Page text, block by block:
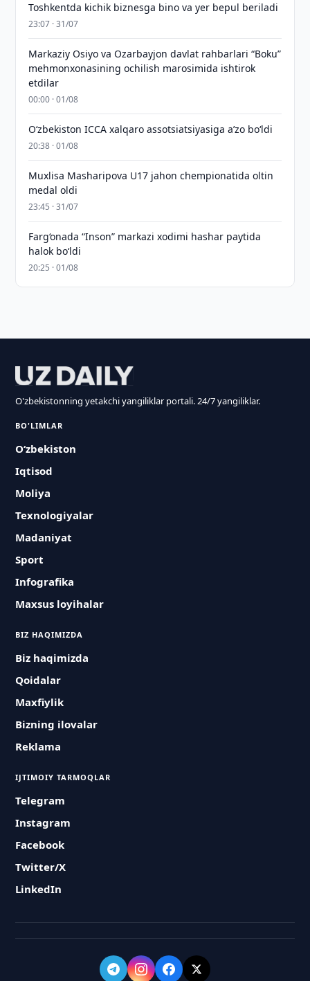
Toshkentda kichik biznesga bino va yer bepul beriladi
23:07 · 31/07
Markaziy Osiyo va Ozarbayjon davlat rahbarlari “Boku”
mehmonxonasining ochilish marosimida ishtirok
etdilar
00:00 · 01/08
O‘zbekiston ICCA xalqaro assotsiatsiyasiga aʼzo bo‘ldi
20:38 · 01/08
Muxlisa Masharipova U17 jahon chempionatida oltin
medal oldi
23:45 · 31/07
Farg‘onada “Inson” markazi xodimi hashar paytida
halok bo‘ldi
20:25 · 01/08
O'zbekistonning yetakchi yangiliklar portali. 24/7 yangiliklar.
BO'LIMLAR
O‘zbekiston
Iqtisod
Moliya
Texnologiyalar
Madaniyat
Sport
Infografika
Maxsus loyihalar
BIZ HAQIMIZDA
Biz haqimizda
Qoidalar
Maxfiylik
Bizning ilovalar
Reklama
IJTIMOIY TARMOQLAR
Telegram
Instagram
Facebook
Twitter/X
LinkedIn